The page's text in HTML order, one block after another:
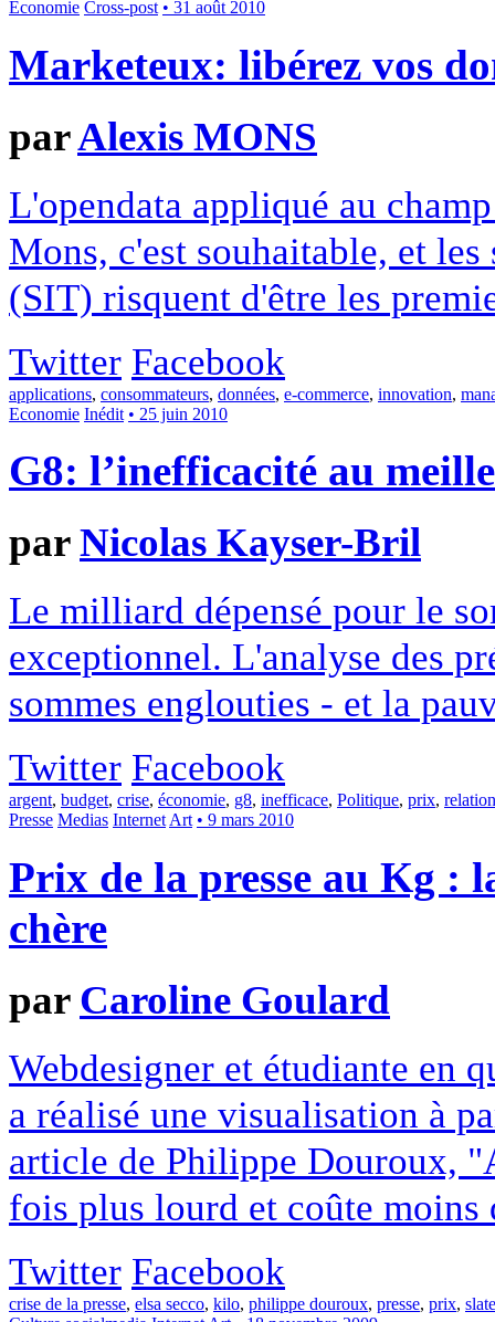
Economie Cross-post • 31 août 2010
Marketeux: libérez vos
parAlexis MONS
L'opendata appliqué au
Mons, c'est souhaitable, et
(SIT) risquent d'être les
Twitter Facebook
applications, consommateurs, données, e-commerce, innovation,
Economie Inédit • 25 juin 2010
G8: l’inefficacité au
parNicolas Kayser-Bril
Le milliard dépensé pour le
exceptionnel. L'analyse des
sommes englouties - et la
Twitter Facebook
argent, budget, crise, économie, g8, inefficace, Politique, prix,
Presse Medias Internet Art • 9 mars 2010
Prix de la presse au Kg :
chère
par Caroline Goulard
Webdesigner et étudiante en
a réalisé une visualisation à
article de Philippe Douroux,
fois plus lourd et coûte moins
Twitter Facebook
crise de la presse, elsa secco, kilo, philippe douroux, presse, prix, slate